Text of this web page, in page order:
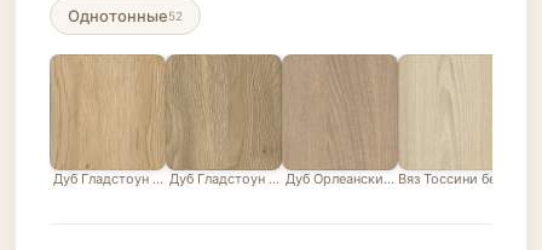
Однотонные52
Дуб Гладстоун песочныйДуб Гладстоун серо-бежевыйДуб Орлеанский песочно-бежевый
Вяз Тоссини белый